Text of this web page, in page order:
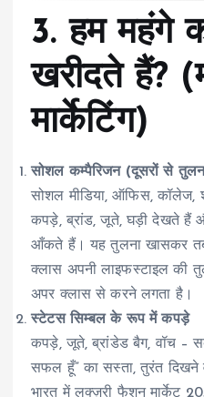
3. हम महंगे
खरीदते हैं?
मार्केटिंग)
सोशल कम्पैरिजन (दूसरों से
सोशल मीडिया, ऑफिस, कॉलेज,
कपड़े, ब्रांड, जूते, घड़ी देखते हैं
आँकते हैं। यह तुलना खासकर तब
क्लास अपनी लाइफस्टाइल की
अपर क्लास से करने लगता है।
स्टेटस सिम्बल के रूप में कपड़े
कपड़े, जूते, ब्रांडेड बैग, वॉच –
सफल हूँ” का सस्ता, तुरंत दिखने
भारत में लक्ज़री फैशन मार्केट